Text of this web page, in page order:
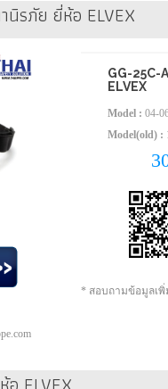
นิรภัย ยี่ห้อ ELVEX
GG-25C-
ELVEX
Model : 04-
Model(old) :
* สอบถามข้อมูลเ